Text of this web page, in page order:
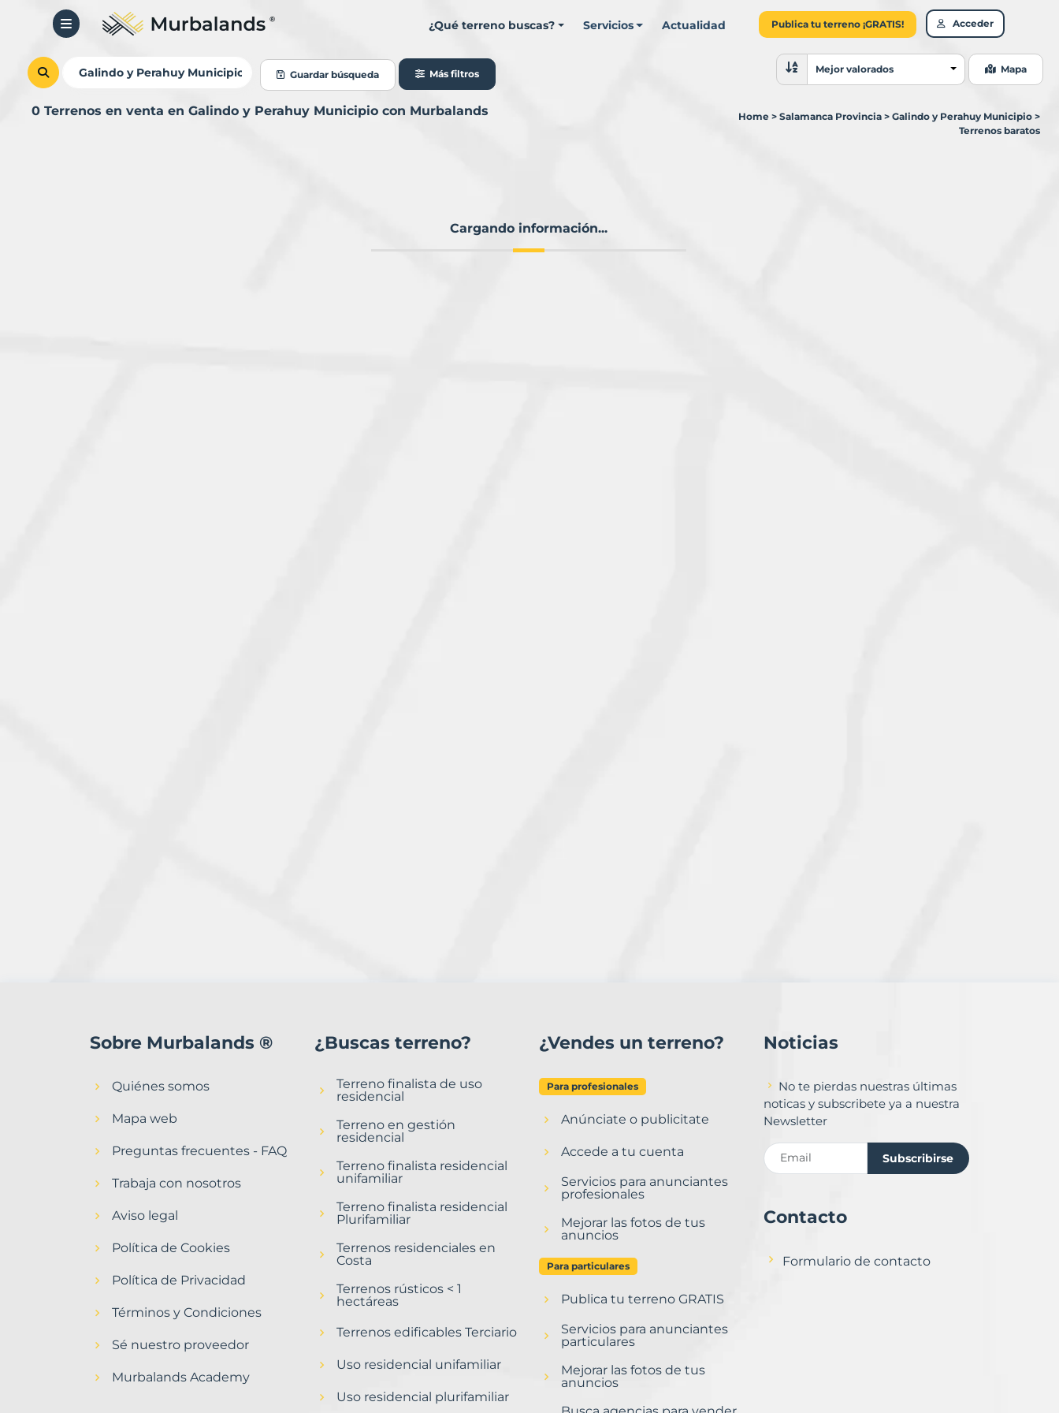
¿Qué terreno buscas? Servicios Actualidad Publica tu terreno ¡GRATIS! Acceder
Guardar búsqueda Más filtros
Ordenar resultados
Mejor valorados Mapa
0 Terrenos en venta en Galindo y Perahuy Municipio con Murbalands Home > Salamanca Provincia > Galindo y Perahuy Municipio >
Terrenos baratos
Cargando información...
Murbalands
Sobre Murbalands ®
Quiénes somos
Mapa web
Preguntas frecuentes - FAQ
Trabaja con nosotros
Aviso legal
Política de Cookies
Política de Privacidad
Términos y Condiciones
Sé nuestro proveedor
Murbalands Academy
¿Buscas terreno?
Terreno finalista de uso
residencial
Terreno en gestión
residencial
Terreno finalista residencial
unifamiliar
Terreno finalista residencial
Plurifamiliar
Terrenos residenciales en
Costa
Terrenos rústicos < 1
hectáreas
Terrenos edificables Terciario
Uso residencial unifamiliar
Uso residencial plurifamiliar
¿Vendes un terreno?
Para profesionales
Anúnciate o publicitate
Accede a tu cuenta
Servicios para anunciantes
profesionales
Mejorar las fotos de tus
anuncios
Para particulares
Publica tu terreno GRATIS
Servicios para anunciantes
particulares
Mejorar las fotos de tus
anuncios
Noticias
No te pierdas nuestras últimas
noticas y subscribete ya a nuestra
Newsletter
Subscribirse
Contacto
Formulario de contacto